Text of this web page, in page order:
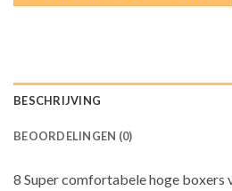
BESCHRIJVING
BEOORDELINGEN (0)
8 Super comfortabele hoge boxers